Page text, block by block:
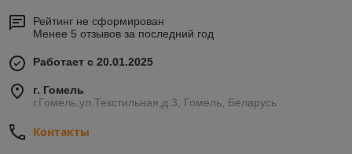
Рейтинг не сформирован
Менее 5 отзывов за последний год
Работает с 20.01.2025
г. Гомель
г.Гомель,ул.Текстильная,д.3, Гомель, Беларусь
Контакты